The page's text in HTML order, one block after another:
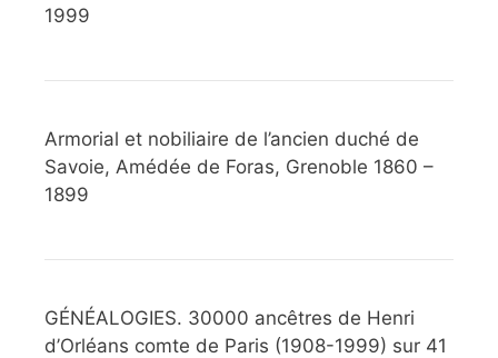
1999
Armorial et nobiliaire de l’ancien duché de
Savoie, Amédée de Foras, Grenoble 1860 –
1899
GÉNÉALOGIES. 30000 ancêtres de Henri
d’Orléans comte de Paris (1908-1999) sur 41